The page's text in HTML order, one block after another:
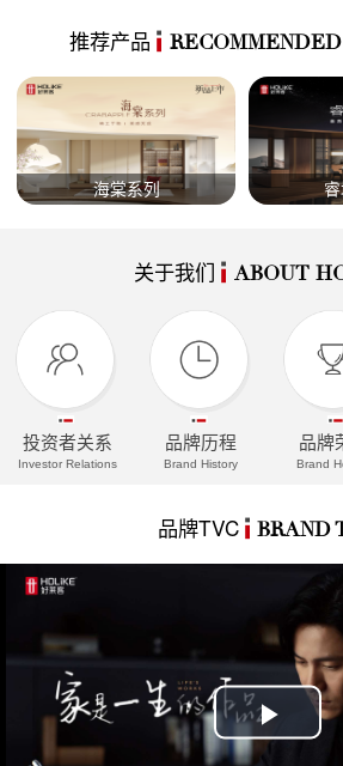
推荐产品
海棠系列
关于我们 ABOUT
投资者关系
Investor Relations
品牌历程
Brand History
品牌
Brand
品牌TVC BRAND
Play